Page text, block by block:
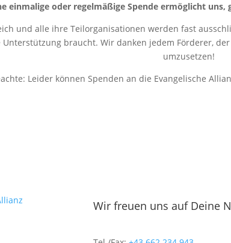
einmalige oder regelmäßige Spende ermöglicht uns,
und alle ihre Teilorganisationen werden fast
braucht. Wir danken jedem Förderer,
umzusetzen!
Leider können Spenden an die Evangelische
Wir freuen uns auf Deine